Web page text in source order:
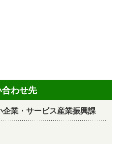
わせ先
業・サービス産業振興課